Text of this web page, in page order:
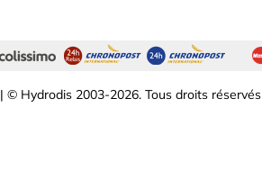
| © Hydrodis 2003-2026. Tous droits réservés